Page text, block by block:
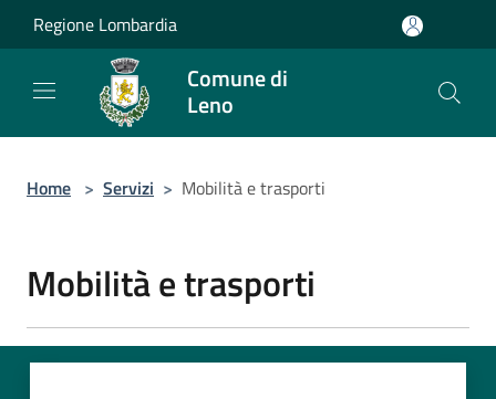
Salta al contenuto principale
Regione Lombardia
Comune di
Leno
Home > Servizi > Mobilità e trasporti
Mobilità e trasporti